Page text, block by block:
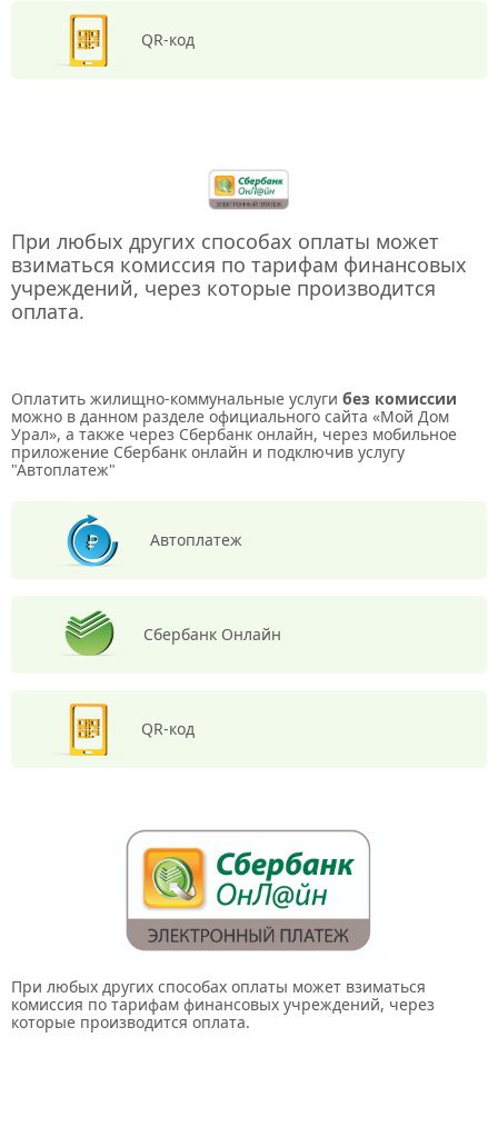
QR-код
При любых других способах оплаты может
взиматься комиссия по тарифам финансовых
учреждений, через которые производится
оплата.
Оплатить жилищно-коммунальные услуги без комиссии
можно в данном разделе официального сайта «Мой Дом
Урал», а также через Сбербанк онлайн, через мобильное
приложение Сбербанк онлайн и подключив услугу
"Автоплатеж"
Автоплатеж
Сбербанк Онлайн
QR-код
При любых других способах оплаты может взиматься
комиссия по тарифам финансовых учреждений, через
которые производится оплата.